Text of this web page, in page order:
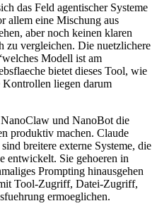
ich das Feld agentischer Systeme
r allem eine Mischung aus
hen, aber noch keinen klaren
zu vergleichen. Die nuetzlichere
welches Modell ist am
bsflaeche bietet dieses Tool, wie
Kontrollen liegen darum
NanoClaw und NanoBot die
n produktiv machen. Claude
sind breitere externe Systeme, die
e entwickelt. Sie gehoeren in
maliges Prompting hinausgehen
it Tool-Zugriff, Datei-Zugriff,
sfuehrung ermoeglichen.